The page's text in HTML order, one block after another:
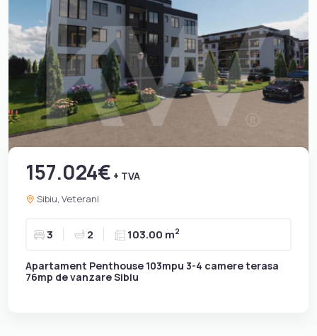
157.024€ + TVA
Sibiu, Veterani
3 2 103.00 m2
Apartament Penthouse 103mpu 3-4 camere terasa
76mp de vanzare Sibiu